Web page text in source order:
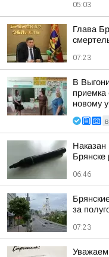
05:03
Глава
07:23
В
приемка
новому
Наказан
06:46
за
07:23